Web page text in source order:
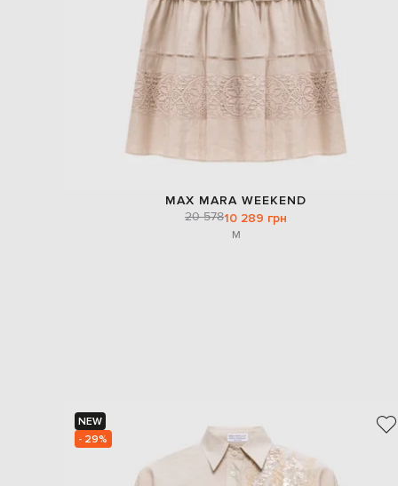
MAX MARA WEEKEND
20 57810 289 грн
M
NEW
- 29%